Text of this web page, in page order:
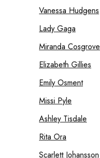
Vanessa Hudgens
Lady Gaga
Miranda Cosgrove
Elizabeth Gillies
Emily Osment
Missi Pyle
Ashley Tisdale
Rita Ora
Scarlett Johansson